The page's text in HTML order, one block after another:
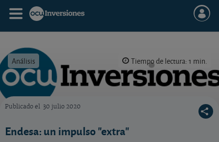
Análisis Tiempo de lectura: 1 min.
Publicado el 30 julio 2020
Endesa: un impulso "extra"